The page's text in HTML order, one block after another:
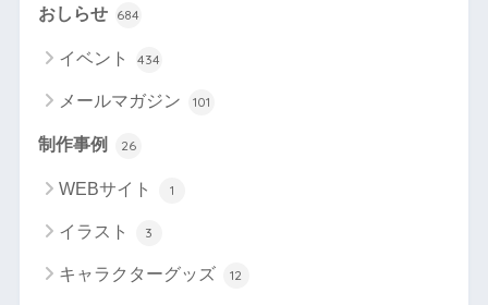
おしらせ 684
イベント 434
メールマガジン 101
制作事例 26
WEBサイト 1
イラスト 3
キャラクターグッズ 12